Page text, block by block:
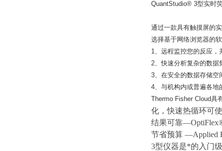
QuantStudio® 3型实时
通过一款具有触摸屏的
选择基于网络浏览器的
1、远程监控您的反应，
2、快速分析复杂的数据
3、在安全的数据存储空
4、与机构内或普遍各地
Thermo Fisher Cloud
化，快速热循环可
结果可靠
节省预算 —Applied
3型仪器是*的入门